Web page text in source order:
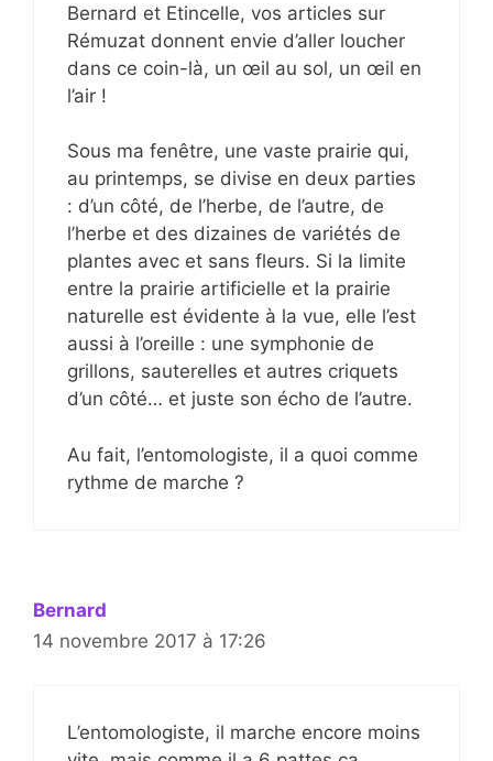
Bernard et Etincelle, vos articles sur
Rémuzat donnent envie d’aller loucher
dans ce coin-là, un œil au sol, un œil en
l’air !
Sous ma fenêtre, une vaste prairie qui,
au printemps, se divise en deux parties
: d’un côté, de l’herbe, de l’autre, de
l’herbe et des dizaines de variétés de
plantes avec et sans fleurs. Si la limite
entre la prairie artificielle et la prairie
naturelle est évidente à la vue, elle l’est
aussi à l’oreille : une symphonie de
grillons, sauterelles et autres criquets
d’un côté… et juste son écho de l’autre.
Au fait, l’entomologiste, il a quoi comme
rythme de marche ?
Bernard
14 novembre 2017 à 17:26
L’entomologiste, il marche encore moins